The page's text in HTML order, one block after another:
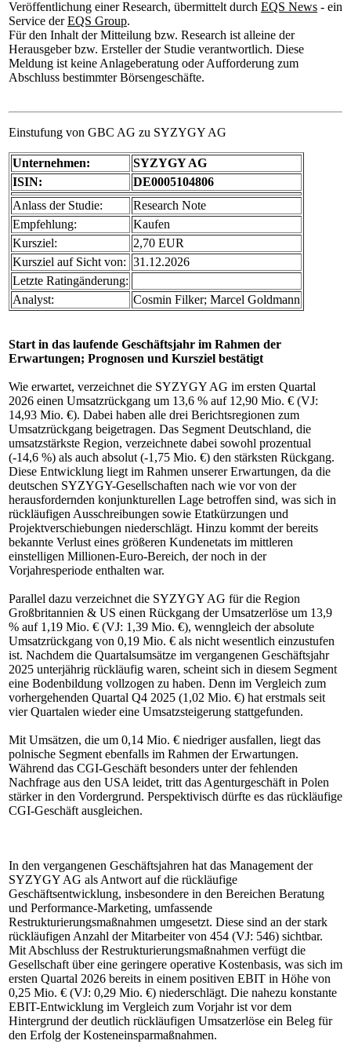
Veröffentlichung einer Research, übermittelt durch EQS News - ein
Service derEQS Group.
Für den Inhalt der Mitteilung bzw. Research ist alleine der
Herausgeber bzw. Ersteller der Studie verantwortlich. Diese
Meldung ist keine Anlageberatung oder Aufforderung zum
Abschluss bestimmter Börsengeschäfte.
Einstufung von GBC AG zu SYZYGY AG
Unternehmen:
SYZYGY AG
ISIN:
DE0005104806
Anlass der Studie:
Research Note
Empfehlung:
Kaufen
Kursziel:
2,70 EUR
Kursziel auf Sicht von: 31.12.2026
Letzte Ratingänderung:
Analyst:
Cosmin Filker; Marcel Goldmann
Start in das laufende Geschäftsjahr im Rahmen der
Erwartungen; Prognosen und Kursziel bestätigt
Wie erwartet, verzeichnet die SYZYGY AG im ersten Quartal
2026 einen Umsatzrückgang um 13,6 % auf 12,90 Mio. € (VJ:
14,93 Mio. €). Dabei haben alle drei Berichtsregionen zum
Umsatzrückgang beigetragen. Das Segment Deutschland, die
umsatzstärkste Region, verzeichnete dabei sowohl prozentual
(-14,6 %) als auch absolut (-1,75 Mio. €) den stärksten Rückgang.
Diese Entwicklung liegt im Rahmen unserer Erwartungen, da die
deutschen SYZYGY-Gesellschaften nach wie vor von der
herausfordernden konjunkturellen Lage betroffen sind, was sich in
rückläufigen Ausschreibungen sowie Etatkürzungen und
Projektverschiebungen niederschlägt. Hinzu kommt der bereits
bekannte Verlust eines größeren Kundenetats im mittleren
einstelligen Millionen-Euro-Bereich, der noch in der
Vorjahresperiode enthalten war.
Parallel dazu verzeichnet die SYZYGY AG für die Region
Großbritannien & US einen Rückgang der Umsatzerlöse um 13,9
% auf 1,19 Mio. € (VJ: 1,39 Mio. €), wenngleich der absolute
Umsatzrückgang von 0,19 Mio. € als nicht wesentlich einzustufen
ist. Nachdem die Quartalsumsätze im vergangenen Geschäftsjahr
2025 unterjährig rückläufig waren, scheint sich in diesem Segment
eine Bodenbildung vollzogen zu haben. Denn im Vergleich zum
vorhergehenden Quartal Q4 2025 (1,02 Mio. €) hat erstmals seit
vier Quartalen wieder eine Umsatzsteigerung stattgefunden.
Mit Umsätzen, die um 0,14 Mio. € niedriger ausfallen, liegt das
polnische Segment ebenfalls im Rahmen der Erwartungen.
Während das CGI-Geschäft besonders unter der fehlenden
Nachfrage aus den USA leidet, tritt das Agenturgeschäft in Polen
stärker in den Vordergrund. Perspektivisch dürfte es das rückläufige
CGI-Geschäft ausgleichen.
In den vergangenen Geschäftsjahren hat das Management der
SYZYGY AG als Antwort auf die rückläufige
Geschäftsentwicklung, insbesondere in den Bereichen Beratung
und Performance-Marketing, umfassende
Restrukturierungsmaßnahmen umgesetzt. Diese sind an der stark
rückläufigen Anzahl der Mitarbeiter von 454 (VJ: 546) sichtbar.
Mit Abschluss der Restrukturierungsmaßnahmen verfügt die
Gesellschaft über eine geringere operative Kostenbasis, was sich im
ersten Quartal 2026 bereits in einem positiven EBIT in Höhe von
0,25 Mio. € (VJ: 0,29 Mio. €) niederschlägt. Die nahezu konstante
EBIT-Entwicklung im Vergleich zum Vorjahr ist vor dem
Hintergrund der deutlich rückläufigen Umsatzerlöse ein Beleg für
den Erfolg der Kosteneinsparmaßnahmen.